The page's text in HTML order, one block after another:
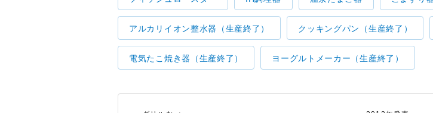
アルカリイオン整水器（生産終了） クッキングパン（生産終了）
電気たこ焼き器（生産終了） ヨーグルトメーカー（生産終了）